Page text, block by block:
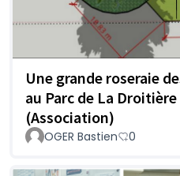
Une grande roseraie
au Parc de La Droitière
(Association)
OGER Bastien 0